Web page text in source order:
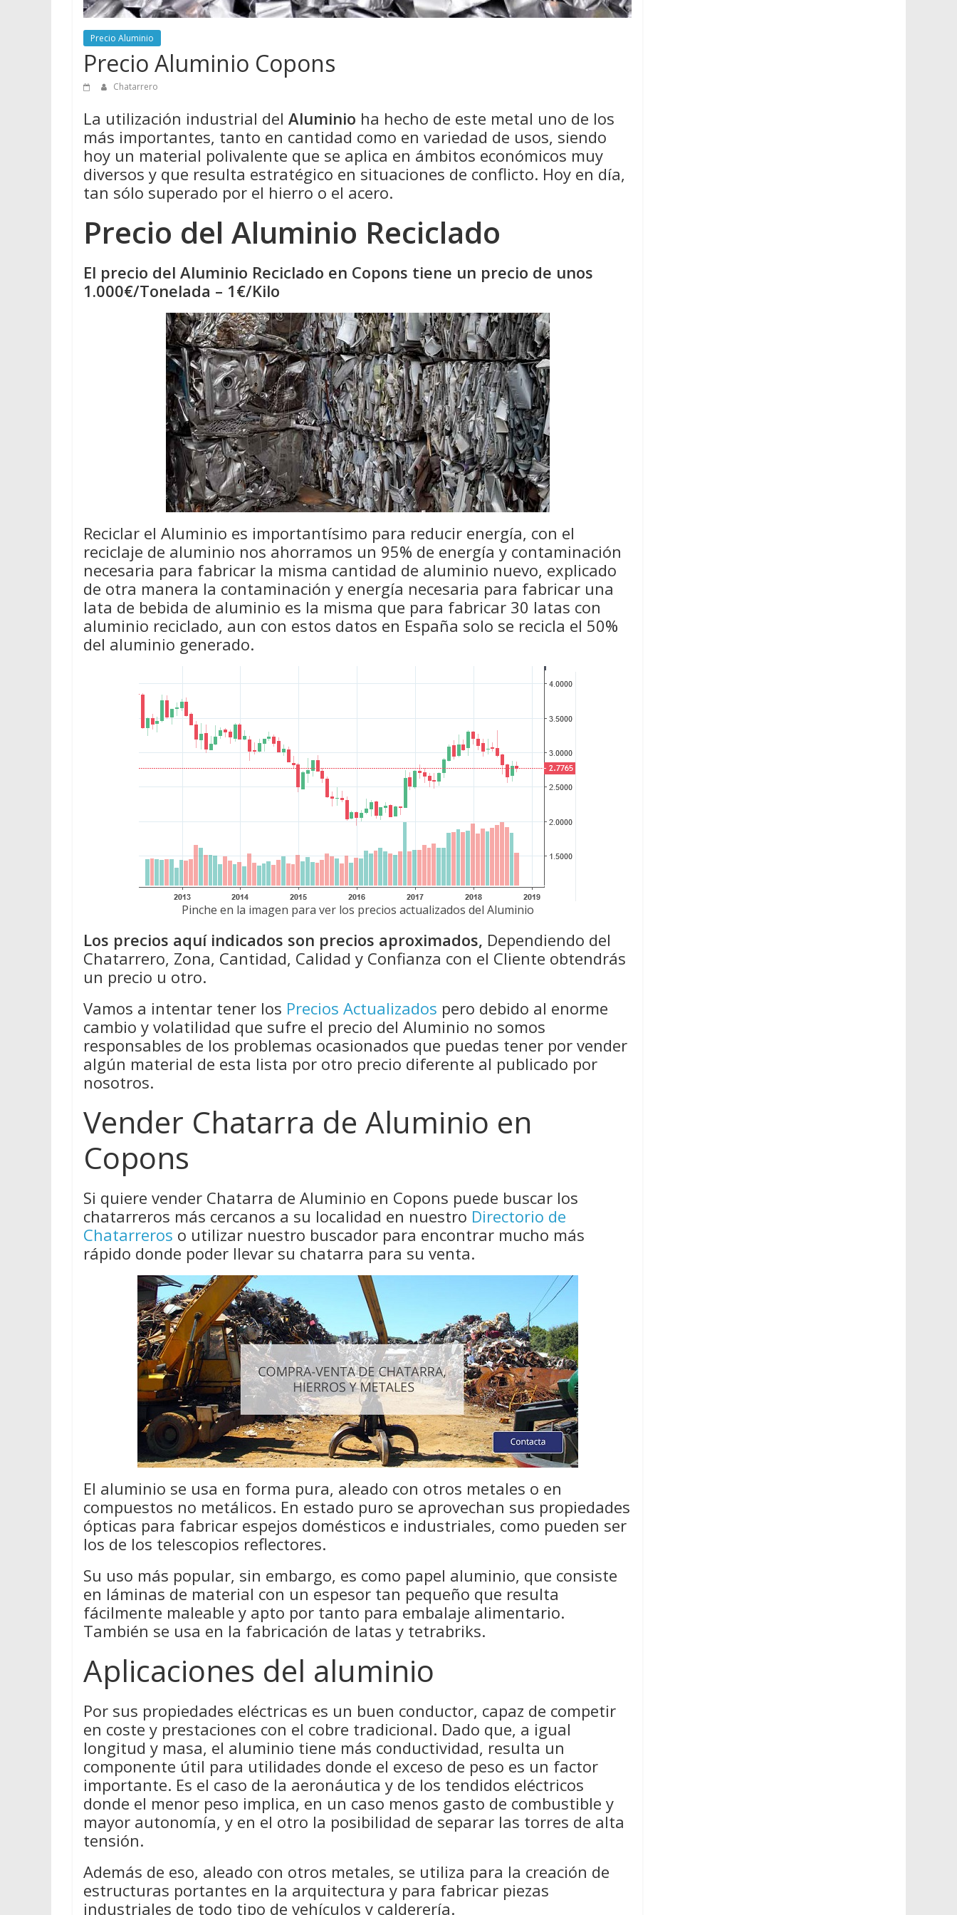
Precio Aluminio
Precio Aluminio Copons
Chatarrero
La utilización industrial del Aluminio ha hecho de este metal uno de los
más importantes, tanto en cantidad como en variedad de usos, siendo
hoy un material polivalente que se aplica en ámbitos económicos muy
diversos y que resulta estratégico en situaciones de conflicto. Hoy en día,
tan sólo superado por el hierro o el acero.
Precio del Aluminio Reciclado
El precio del Aluminio Reciclado en Copons tiene un precio de unos
1.000€/Tonelada – 1€/Kilo
Reciclar el Aluminio es importantísimo para reducir energía, con el
reciclaje de aluminio nos ahorramos un 95% de energía y contaminación
necesaria para fabricar la misma cantidad de aluminio nuevo, explicado
de otra manera la contaminación y energía necesaria para fabricar una
lata de bebida de aluminio es la misma que para fabricar 30 latas con
aluminio reciclado, aun con estos datos en España solo se recicla el 50%
del aluminio generado.
Pinche en la imagen para ver los precios actualizados del Aluminio
Los precios aquí indicados son precios aproximados, Dependiendo del
Chatarrero, Zona, Cantidad, Calidad y Confianza con el Cliente obtendrás
un precio u otro.
Vamos a intentar tener los Precios Actualizados pero debido al enorme
cambio y volatilidad que sufre el precio del Aluminio no somos
responsables de los problemas ocasionados que puedas tener por vender
algún material de esta lista por otro precio diferente al publicado por
nosotros.
Vender Chatarra de Aluminio en
Copons
Si quiere vender Chatarra de Aluminio en Copons puede buscar los
chatarreros más cercanos a su localidad en nuestro Directorio de
Chatarreros o utilizar nuestro buscador para encontrar mucho más
rápido donde poder llevar su chatarra para su venta.
El aluminio se usa en forma pura, aleado con otros metales o en
compuestos no metálicos. En estado puro se aprovechan sus propiedades
ópticas para fabricar espejos domésticos e industriales, como pueden ser
los de los telescopios reflectores.
Su uso más popular, sin embargo, es como papel aluminio, que consiste
en láminas de material con un espesor tan pequeño que resulta
fácilmente maleable y apto por tanto para embalaje alimentario.
También se usa en la fabricación de latas y tetrabriks.
Aplicaciones del aluminio
Por sus propiedades eléctricas es un buen conductor, capaz de competir
en coste y prestaciones con el cobre tradicional. Dado que, a igual
longitud y masa, el aluminio tiene más conductividad, resulta un
componente útil para utilidades donde el exceso de peso es un factor
importante. Es el caso de la aeronáutica y de los tendidos eléctricos
donde el menor peso implica, en un caso menos gasto de combustible y
mayor autonomía, y en el otro la posibilidad de separar las torres de alta
tensión.
Además de eso, aleado con otros metales, se utiliza para la creación de
estructuras portantes en la arquitectura y para fabricar piezas
industriales de todo tipo de vehículos y calderería.